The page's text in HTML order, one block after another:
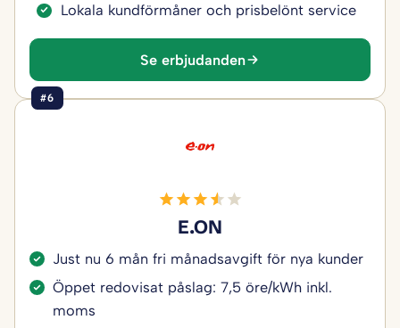
Lokala kundförmåner och prisbelönt service
Se erbjudanden
#6
E.ON
Just nu 6 mån fri månadsavgift för nya kunder
Öppet redovisat påslag: 7,5 öre/kWh inkl.
moms